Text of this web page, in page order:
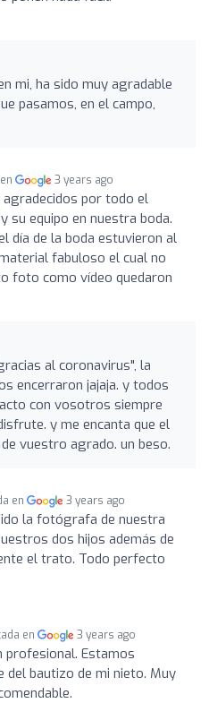
mi, ha sido muy agradable
pasamos, en el campo,
3 years ago
agradecidos por todo el
su equipo en nuestra boda.
día de la boda estuvieron al
fabuloso el cual no
foto como vídeo quedaron
al coronavirus", la
encerraron jajaja. y todos
con vosotros siempre
y me encanta que el
vuestro agrado. un beso.
en 3 years ago
la fotógrafa de nuestra
dos hijos además de
el trato. Todo perfecto
en 3 years ago
profesional. Estamos
del bautizo de mi nieto. Muy